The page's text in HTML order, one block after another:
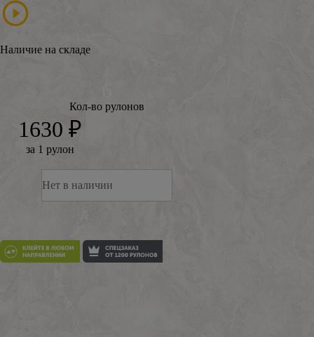
Наличие на складе
Кол-во рулонов
1630 ₽
за 1 рулон
Нет в наличии